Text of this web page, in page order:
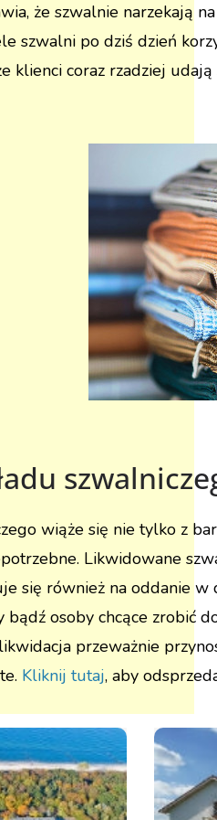
że szwalnie narzekają
szwalni po dziś dzień
klienci coraz rzadziej
wiąże się nie tylko z
Likwidowane
się również na oddanie
osoby chcące zrobić
przeważnie
Kliknij tutaj, aby